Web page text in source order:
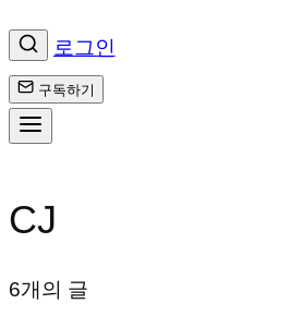
로그인
구독하기
텐
로
CJ
6개의 글